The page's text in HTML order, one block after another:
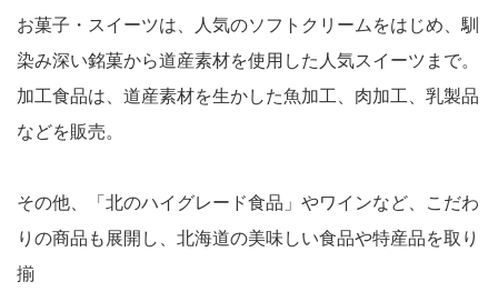
お菓子・スイーツは、人気のソフトクリームをはじめ、馴
染み深い銘菓から道産素材を使用した人気スイーツまで。
加工食品は、道産素材を生かした魚加工、肉加工、乳製品
などを販売。
その他、「北のハイグレード食品」やワインなど、こだわ
りの商品も展開し、北海道の美味しい食品や特産品を取り
揃